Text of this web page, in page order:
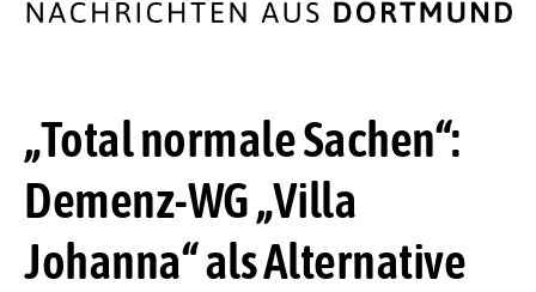
„Total normale Sachen“:
Demenz-WG „Villa
Johanna“ als Alternative